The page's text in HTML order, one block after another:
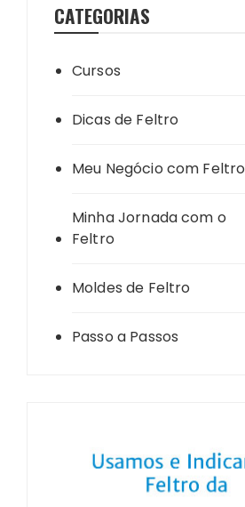
CATEGORIAS
Cursos
Dicas de Feltro
Meu Negócio com Feltro
Minha Jornada com o
Feltro
Moldes de Feltro
Passo a Passos